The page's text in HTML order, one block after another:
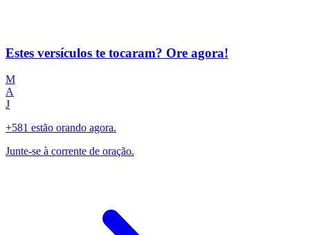
Estes versículos te tocaram? Ore agora!
M
A
J
+581 estão orando agora.
Junte-se à corrente de oração.